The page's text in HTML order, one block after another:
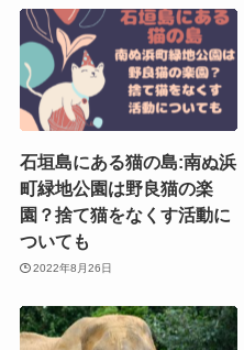
石垣島にある猫の島:南ぬ浜
町緑地公園は野良猫の楽
園？捨て猫をなくす活動に
ついても
2022年8月26日